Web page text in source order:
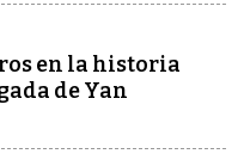
en la historia
de Yan